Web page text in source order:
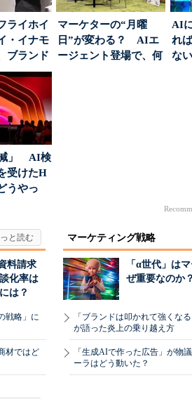
ライホイ
・イナモ
ブランド
得るた
マーケターの“月曜
日”が変わる？ AIエ
ージェント登場で、何
AI
れ
な
」 AI検
受けたH
うやっ
料請求
化率は
は？
戦略」に
材ではど
マーケティング戦略
「α世代」は
ぜ重要なのか？
「ブランドは叩かれて強くな
が語った炎上の乗り越え方
「生成AIで作った広告」が物
ーラはどう動いた？